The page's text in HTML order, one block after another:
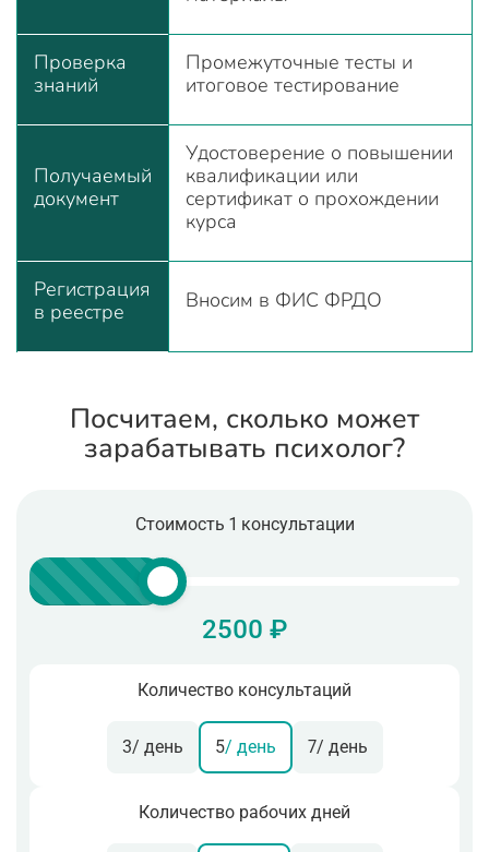
Проверка
знаний
Промежуточные тесты и
итоговое тестирование
Получаемый
документ
Удостоверение о повышении
квалификации или
сертификат о прохождении
курса
Регистрация
в реестре
Вносим в ФИС ФРДО
Посчитаем, сколько может
зарабатывать психолог?
Стоимость 1 консультации
2500 ₽
Количество консультаций
3/ день 5/ день 7/ день
Количество рабочих дней